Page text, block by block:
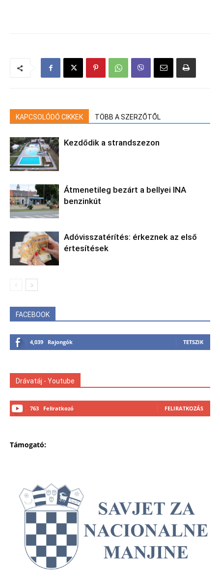
KAPCSOLÓDÓ CIKKEK TÖBB A SZERZŐTŐL
Kezdődik a strandszezon
Átmenetileg bezárt a bellyei INA
benzinkút
Adóvisszatérítés: érkeznek az első
értesítések
FACEBOOK
4,039 Rajongók TETSZIK
Drávatáj - Youtube
763 Feliratkozó FELIRATKOZÁS
Támogató: